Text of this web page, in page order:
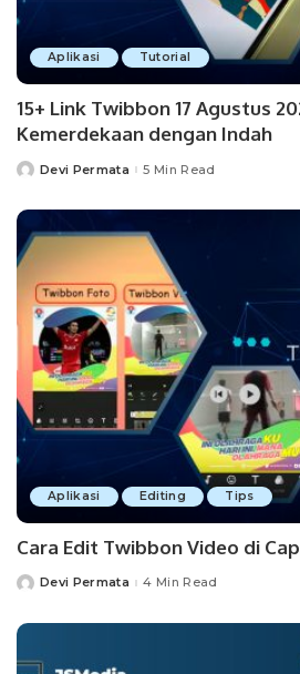
Aplikasi Tutorial
15+ Link Twibbon 17 Agustus
Kemerdekaan dengan Indah
PostedDevi Permata 5 Min Read
Aplikasi Editing Tips
Cara Edit Twibbon Video di
PostedDevi Permata 4 Min Read